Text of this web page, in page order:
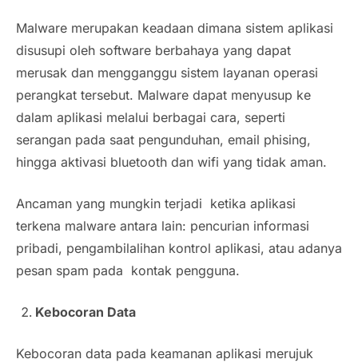
Malware merupakan keadaan dimana sistem aplikasi
disusupi oleh software berbahaya yang dapat
merusak dan mengganggu sistem layanan operasi
perangkat tersebut. Malware dapat menyusup ke
dalam aplikasi melalui berbagai cara, seperti
serangan pada saat pengunduhan, email phising,
hingga aktivasi bluetooth dan wifi yang tidak aman.
Ancaman yang mungkin terjadi ketika aplikasi
terkena malware antara lain: pencurian informasi
pribadi, pengambilalihan kontrol aplikasi, atau adanya
pesan spam pada kontak pengguna.
Kebocoran Data
Kebocoran data pada keamanan aplikasi merujuk